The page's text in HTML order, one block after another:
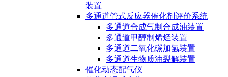
装置
多通道管式反应器催化剂评价系统
多通道合成气制合成油装置
多通道甲醇制烯烃装置
多通道二氧化碳加氢装置
多通道生物质油裂解装置
催化动态配气仪